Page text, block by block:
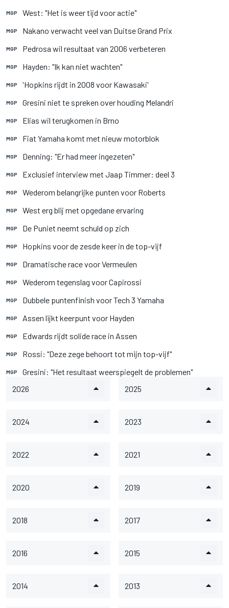
MGP West: "Het is weer tijd voor actie"
MGP Nakano verwacht veel van Duitse Grand Prix
MGP Pedrosa wil resultaat van 2006 verbeteren
MGP Hayden: "Ik kan niet wachten"
MGP 'Hopkins rijdt in 2008 voor Kawasaki'
MGP Gresini niet te spreken over houding Melandri
MGP Elias wil terugkomen in Brno
MGP Fiat Yamaha komt met nieuw motorblok
MGP Denning: "Er had meer ingezeten"
MGP Exclusief interview met Jaap Timmer: deel 3
MGP Wederom belangrijke punten voor Roberts
MGP West erg blij met opgedane ervaring
MGP De Puniet neemt schuld op zich
MGP Hopkins voor de zesde keer in de top-vijf
MGP Dramatische race voor Vermeulen
MGP Wederom tegenslag voor Capirossi
MGP Dubbele puntenfinish voor Tech 3 Yamaha
MGP Assen lijkt keerpunt voor Hayden
MGP Edwards rijdt solide race in Assen
MGP Rossi: "Deze zege behoort tot mijn top-vijf"
MGP
Gresini: "Het resultaat weerspiegelt de problemen"
2026
2025
2024 2023
2022 2021
2020 2019
2018 2017
2016 2015
2014 2013